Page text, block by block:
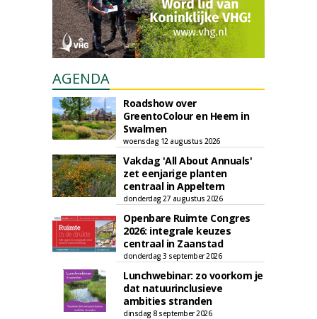
AGENDA
Roadshow over
GreentoColour en Heem in
Swalmen
woensdag 12 augustus 2026
Vakdag 'All About Annuals'
zet eenjarige planten
centraal in Appeltern
donderdag 27 augustus 2026
Openbare Ruimte Congres
2026: integrale keuzes
centraal in Zaanstad
donderdag 3 september 2026
Lunchwebinar: zo voorkom je
dat natuurinclusieve
ambities stranden
dinsdag 8 september 2026